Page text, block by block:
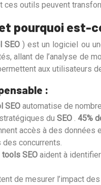
ces outils peuvent
et pourquoi est-
SEO ) est un logiciel ou
allant de l’analyse de
aux utilisateurs
:
SEO automatise de
du SEO . 45%
accès à des
concurrents.
tools SEO aident à
de mesurer l’impact